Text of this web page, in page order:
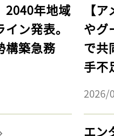
2040年地域
ン発表。
構築急務
【
やグ
で共
手不
2026/
エン